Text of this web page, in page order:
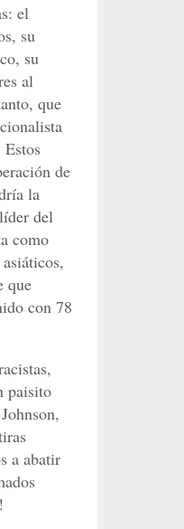
el
su
su
al
que
de
la
del
como
que
con 78
paisito
a abatir